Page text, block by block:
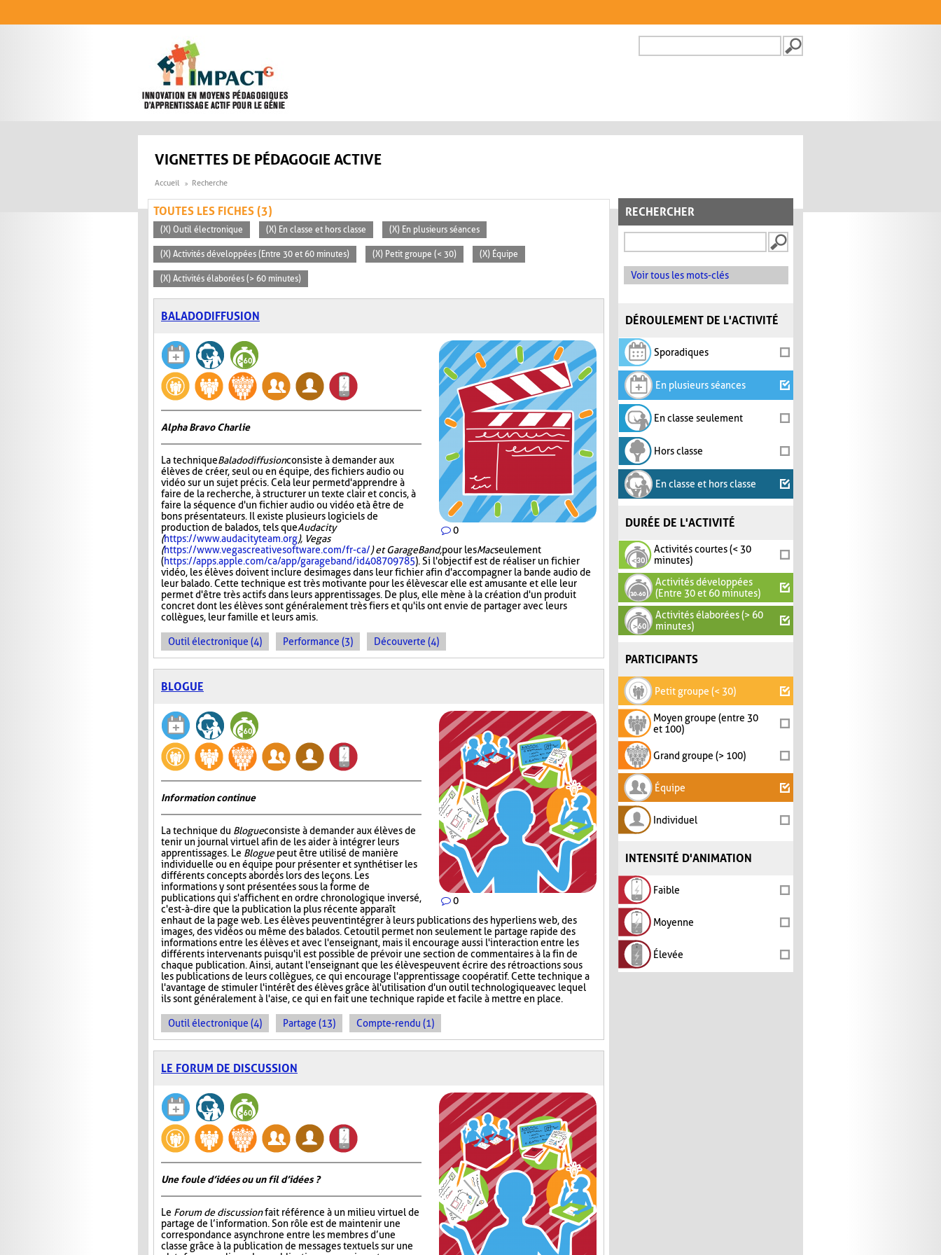
FORMULAIRE DE
VIGNETTES DE PÉDAGOGIE ACTIVE
Accueil Recherche
RECHERCHER
Voir tous les mots-clés
DÉROULEMENT DE L'ACTIVITÉ
Sporadiques
En plusieurs séances
En classe seulement
Hors classe
En classe et hors classe
DURÉE DE L'ACTIVITÉ
Activités courtes (< 30
minutes)
Activités développées
(Entre 30 et 60 minutes)
Activités élaborées (> 60
minutes)
PARTICIPANTS
Petit groupe (< 30)
Moyen groupe (entre 30
et 100)
Grand groupe (> 100)
Équipe
Individuel
INTENSITÉ D'ANIMATION
Faible
Moyenne
Élevée
TOUTES LES FICHES (3)
(X) Outil électronique (X) En classe et hors classe (X) En plusieurs séances
(X) Activités développées (Entre 30 et 60 minutes) (X) Petit groupe (< 30) (X) Équipe
(X) Activités élaborées (> 60 minutes)
BALADODIFFUSION
0
Alpha Bravo Charlie
La techniqueBaladodiffusionconsiste à demander aux
élèves de créer, seul ou en équipe, des fichiers audio ou
vidéo sur un sujet précis. Cela leur permet d'apprendre à
faire de la recherche, à structurer un texte clair et concis, à
faire la séquence d'un fichier audio ou vidéo et à être de
bons présentateurs. Il existe plusieurs logiciels de
production de balados, tels queAudacity
(https://www.audacityteam.org), Vegas
(https://www.vegascreativesoftware.com/fr-ca/) et GarageBand,pour lesMacseulement
(https://apps.apple.com/ca/app/garageband/id408709785). Si l'objectif est de réaliser un fichier
vidéo, les élèves doivent inclure des images dans leur fichier afin d'accompagner la bande audio de
leur balado. Cette technique est très motivante pour les élèves car elle est amusante et elle leur
permet d'être très actifs dans leurs apprentissages. De plus, elle mène à la création d'un produit
concret dont les élèves sont généralement très fiers et qu'ils ont envie de partager avec leurs
collègues, leur famille et leurs amis.
Outil électronique (4) Performance (3) Découverte (4)
BLOGUE
0
Information continue
La technique du Blogueconsiste à demander aux élèves de
tenir un journal virtuel afin de les aider à intégrer leurs
apprentissages. Le Bloguepeut être utilisé de manière
individuelle ou en équipe pour présenter et synthétiser les
différents concepts abordés lors des leçons. Les
informations y sont présentées sous la forme de
publications qui s'affichent en ordre chronologique inversé,
c'est-à-dire que la publication la plus récente apparaît
en haut de la page web. Les élèves peuvent intégrer à leurs publications des hyperliens web, des
images, des vidéos ou même des balados. Cet outil permet non seulement le partage rapide des
informations entre les élèves et avec l'enseignant, mais il encourage aussi l'interaction entre les
différents intervenants puisqu'il est possible de prévoir une section de commentaires à la fin de
chaque publication. Ainsi, autant l'enseignant que les élèves peuvent écrire des rétroactions sous
les publications de leurs collègues, ce qui encourage l'apprentissage coopératif. Cette technique a
l'avantage de stimuler l'intérêt des élèves grâce à l'utilisation d'un outil technologique avec lequel
ils sont généralement à l'aise, ce qui en fait une technique rapide et facile à mettre en place.
Outil électronique (4) Partage (13) Compte-rendu (1)
LE FORUM DE DISCUSSION
Une foule d’idées ou un fil d’idées ?
Le Forum de discussionfait référence à un milieu virtuel de
partage de l’information. Son rôle est de maintenir une
correspondance asynchrone entre les membres d’une
classe grâce à la publication de messages textuels sur une